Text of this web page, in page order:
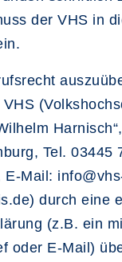
der VHS in
VHS
Tel. 03445
E-Mail:
durch eine
(z.B. ein
oder E-Mail)